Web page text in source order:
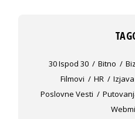
30 Ispod 30 Bitno
Filmovi
HR
Poslovne Vesti